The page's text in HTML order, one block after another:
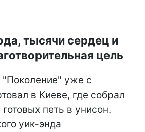
тысячи сердец и
цель
уже с
в Киеве, где собрал
петь в унисон.
уик-энда